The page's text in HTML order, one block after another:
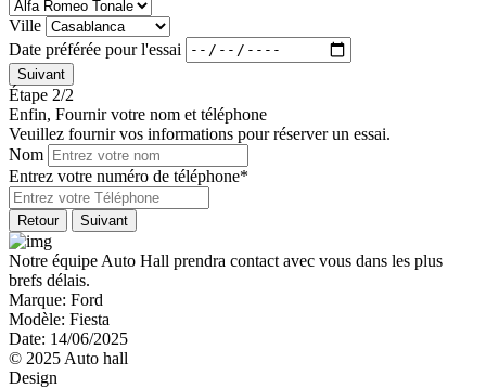
Ville
Date préférée pour l'essai
Suivant
Étape 2/2
Enfin, Fournir votre nom et téléphone
Veuillez fournir vos informations pour réserver un essai.
Nom
Entrez votre numéro de téléphone*
Retour Suivant
Notre équipe Auto Hall prendra contact avec vous dans les plus
brefs délais.
Marque: Ford
Modèle: Fiesta
Date: 14/06/2025
© 2025 Auto hall
Design